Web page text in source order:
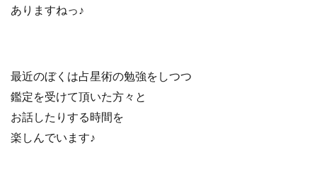
ありますねっ♪
最近のぼくは占星術の勉強をしつつ
鑑定を受けて頂いた方々と
お話したりする時間を
楽しんでいます♪